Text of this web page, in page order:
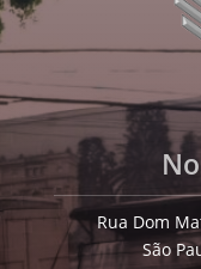
Rua Dom
São